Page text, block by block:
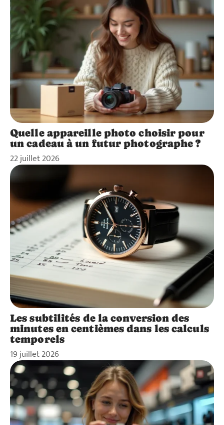
Quelle appareille photo choisir pour
un cadeau à un futur photographe ?
22 juillet 2026
Les subtilités de la conversion des
minutes en centièmes dans les calculs
temporels
19 juillet 2026